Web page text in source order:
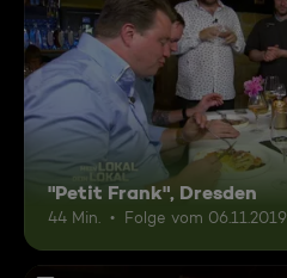
"Petit Frank", Dresden
44 Min. Folge vom 06.11.2019